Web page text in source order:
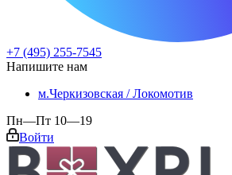
+7 (495) 255-7545
Напишите нам
м.Черкизовская / Локомотив
Пн—Пт 10—19
Войти